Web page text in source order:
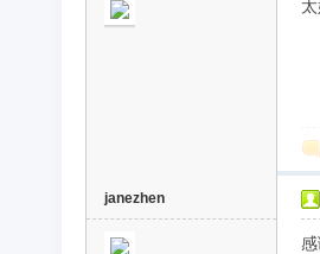
janezhen